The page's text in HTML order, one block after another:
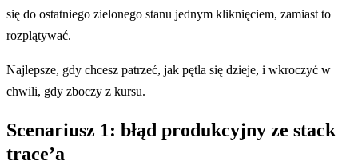
się do ostatniego zielonego stanu jednym kliknięciem, zamiast to
rozplątywać.
Najlepsze, gdy chcesz patrzeć, jak pętla się dzieje, i wkroczyć w
chwili, gdy zboczy z kursu.
Scenariusz 1: błąd produkcyjny ze stack
trace’a